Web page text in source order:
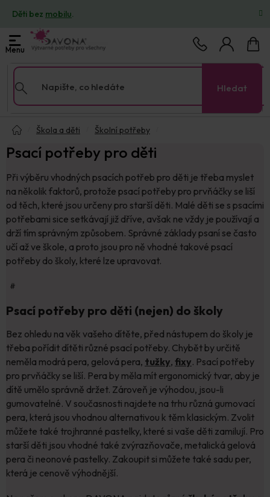
obsah
Děti bez mobilu.
Hledat
košík
Škola a děti
Školní potřeby
Psací potřeby pro děti
Při výběru vhodných psacích potřeb pro děti je třeba myslet
na několik faktorů, protože psací potřeby pro prvňáčky se liší
od těch, které jsou určeny pro starší děti. Malé děti se s psacími
potřebami sice setkávají již dříve, avšak ne vždy je používají a
drží tím správným způsobem. Správné základy psaní se často
učí až ve škole, a proto jsou pro ně vhodné takové psací
potřeby do školy, které lze upravovat.
#
Psací potřeby pro děti (nejen) do školy
Bez ohledu na věk vašeho dítěte, před nástupem do školy je
třeba pořídit dítěti různé psací potřeby. Chybět by určitě
neměla modrá pera, gelová pera, tužky, fixy. Psací potřeby
pro prvňáčky se liší. Pera by měla mít ergonomický tvar, aby je
dítě umělo správně držet. Zároveň je výhodou, jsou-li
gumovatelné. V současnosti najdete na trhu různá gumovací
pera, která jsou vhodnou alternativou k těm klasickým. Zvolit
můžete také trojhranné pastelky, které si vaše děti zamilují. Pro
starší děti jsou vhodné také zvýrazňovače, metalická gelová
pera či neonové pastelky. Zakoupit si můžete také sadu per,
která je cenově výhodnější.